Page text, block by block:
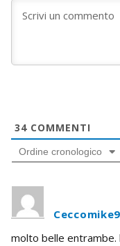
34 COMMENTI
Ordine cronologico
molto belle entrambe.